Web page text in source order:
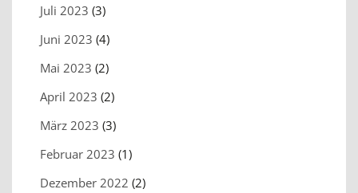
Juli 2023 (3)
Juni 2023 (4)
Mai 2023 (2)
April 2023 (2)
März 2023 (3)
Februar 2023 (1)
Dezember 2022 (2)